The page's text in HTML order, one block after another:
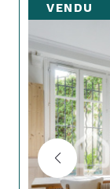
VENDU